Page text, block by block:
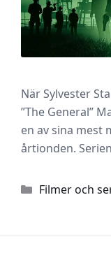
När Sylvester
”The General”
en av sina mest
årtionden.
Kategorier
Filmer och